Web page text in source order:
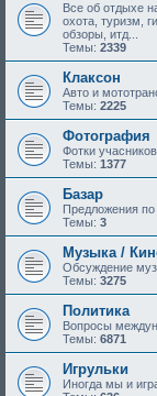
Все об отдыхе
охота, туризм,
обзоры, итд...
Темы: 2339
Клаксон
Авто и
Темы: 2225
Фотография
Фотки
Темы: 1377
Базар
Предложения
Темы: 3
Музыка /
Обсуждение
Темы: 3275
Политика
Вопросы
Темы: 6871
Игрульки
Иногда мы и